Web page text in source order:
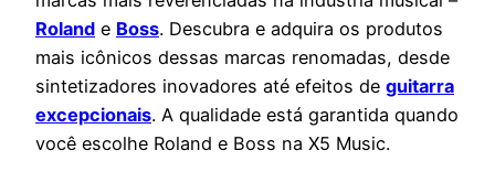
Roland e Boss. Descubra e adquira os produtos
mais icônicos dessas marcas renomadas, desde
sintetizadores inovadores até efeitos de guitarra
excepcionais. A qualidade está garantida quando
você escolhe Roland e Boss na X5 Music.